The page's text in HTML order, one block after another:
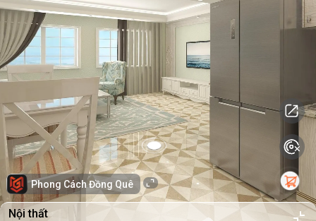
Phong Cách Đồng Quê
Nội thất